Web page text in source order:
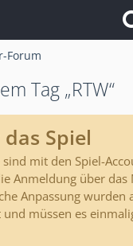
Forum
Tag „RTW“
Spiel
sind mit den Spiel-
Anmeldung über das
Anpassung wurden
müssen es